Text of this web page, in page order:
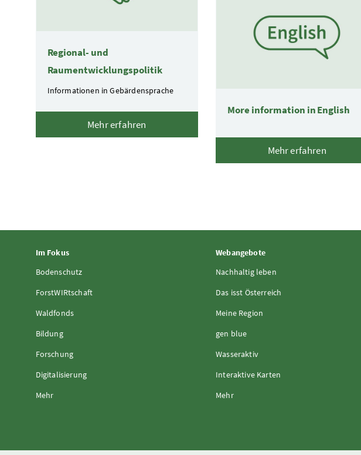
Regional- und
Raumentwicklungspolitik
Informationen in Gebärdensprache
Mehr erfahren
More information in English
Mehr erfahren
Im Fokus
Bodenschutz
ForstWIRtschaft
Waldfonds
Bildung
Forschung
Digitalisierung
Mehr
Webangebote
Nachhaltig leben
Das isst Österreich
Meine Region
gen blue
Wasseraktiv
Interaktive Karten
Mehr